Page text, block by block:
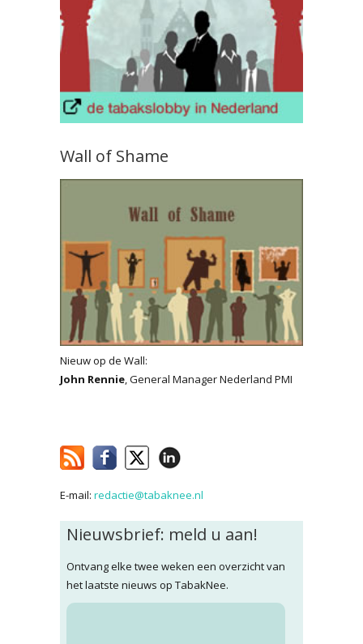
Wall of Shame
Nieuw op de Wall:
John Rennie, General Manager Nederland PMI
E-mail: redactie@tabaknee.nl
Nieuwsbrief: meld u aan!
Ontvang elke twee weken een overzicht van
het laatste nieuws op TabakNee.